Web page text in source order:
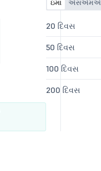
ઇમા એસએમએ
20 દિવસ
50 દિવસ
100 દિવસ
200 દિવસ